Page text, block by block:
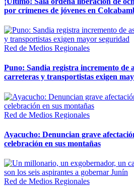
por crímenes de jóvenes en
Red de Medios Regionales
Puno: Sandia registra incremento de
carreteras y transportistas exigen
Red de Medios Regionales
Ayacucho: Denuncian grave
celebración en sus montañas
Red de Medios Regionales